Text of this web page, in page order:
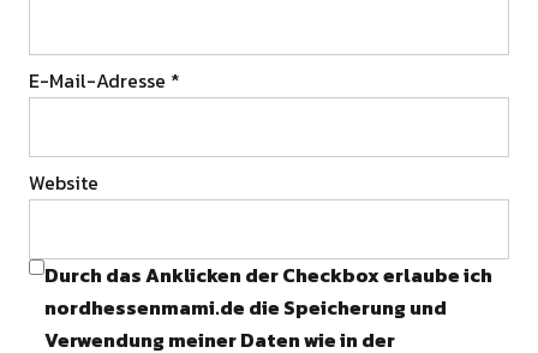
E-Mail-Adresse *
Website
Durch das Anklicken der Checkbox erlaube ich
nordhessenmami.de die Speicherung und
Verwendung meiner Daten wie in der